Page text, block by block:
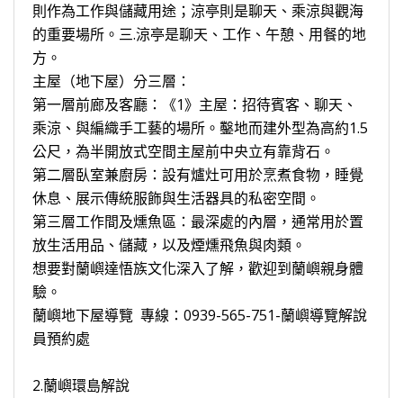
則作為工作與儲藏用途；涼亭則是聊天、乘涼與觀海
的重要場所。三.涼亭是聊天、工作、午憩、用餐的地
方。
主屋（地下屋）分三層：
第一層前廊及客廳：《1》主屋：招待賓客、聊天、
乘涼、與編織手工藝的場所。鑿地而建外型為高約1.5
公尺，為半開放式空間主屋前中央立有靠背石。
第二層臥室兼廚房：設有爐灶可用於烹煮食物，睡覺
休息、展示傳統服飾與生活器具的私密空間。
第三層工作間及燻魚區：最深處的內層，通常用於置
放生活用品、儲藏，以及煙燻飛魚與肉類。
想要對蘭嶼達悟族文化深入了解，歡迎到蘭嶼親身體
驗。
蘭嶼地下屋導覽 專線：0939-565-751-蘭嶼導覽解說
員預約處
2.蘭嶼環島解說